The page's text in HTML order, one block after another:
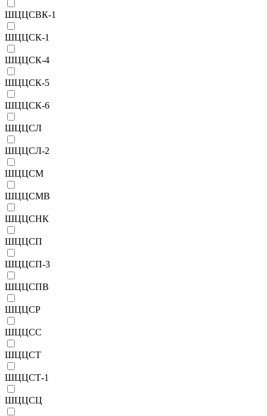
ШЦЦСВК-1
ШЦЦСК-1
ШЦЦСК-4
ШЦЦСК-5
ШЦЦСК-6
ШЦЦСЛ
ШЦЦСЛ-2
ШЦЦСМ
ШЦЦСМВ
ШЦЦСНК
ШЦЦСП
ШЦЦСП-3
ШЦЦСПВ
ШЦЦСР
ШЦЦСС
ШЦЦСТ
ШЦЦСТ-1
ШЦЦСЦ